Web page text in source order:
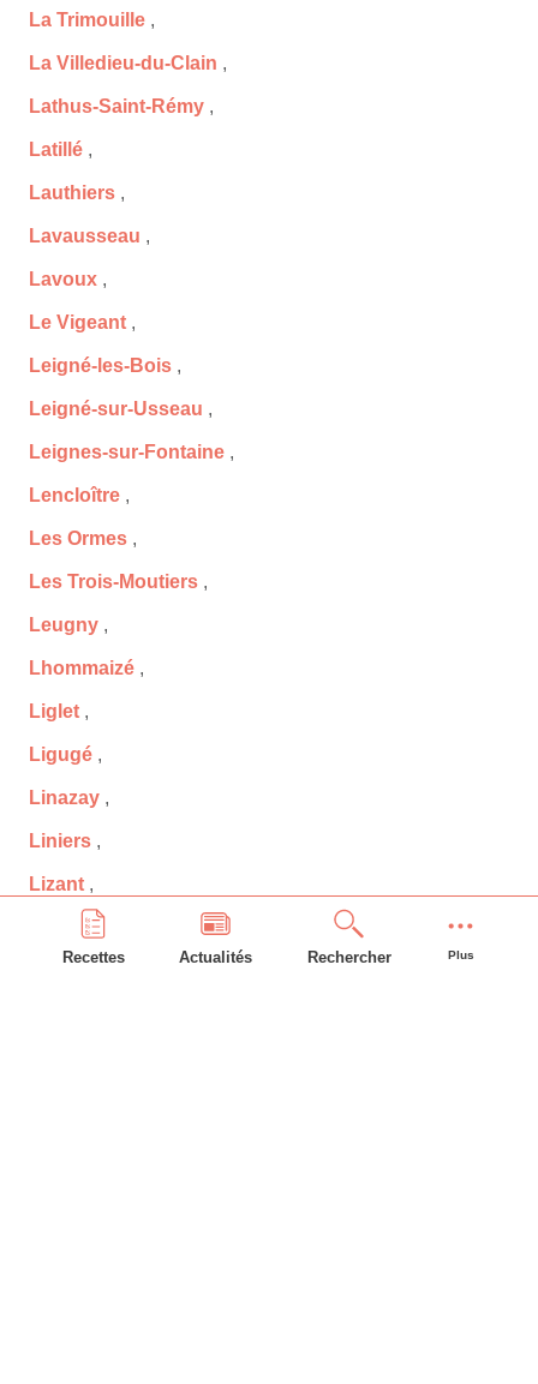
Recettes Actualités Rechercher Plus
La Trimouille ,
La Villedieu-du-Clain ,
Lathus-Saint-Rémy ,
Latillé ,
Lauthiers ,
Lavausseau ,
Lavoux ,
Le Vigeant ,
Leigné-les-Bois ,
Leigné-sur-Usseau ,
Leignes-sur-Fontaine ,
Lencloître ,
Les Ormes ,
Les Trois-Moutiers ,
Leugny ,
Lhommaizé ,
Liglet ,
Ligugé ,
Linazay ,
Liniers ,
Lizant ,
Loudun